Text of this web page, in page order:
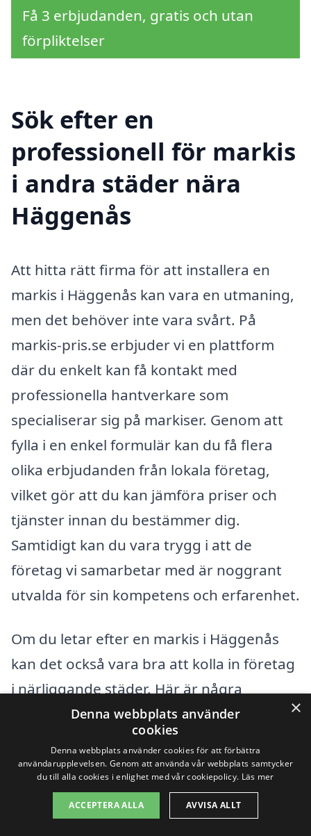
Få 3 erbjudanden, gratis och utan
förpliktelser
Sök efter en
professionell för markis
i andra städer nära
Häggenås
Att hitta rätt firma för att installera en
markis i Häggenås kan vara en utmaning,
men det behöver inte vara svårt. På
markis-pris.se erbjuder vi en plattform
där du enkelt kan få kontakt med
professionella hantverkare som
specialiserar sig på markiser. Genom att
fylla i en enkel formulär kan du få flera
olika erbjudanden från lokala företag,
vilket gör att du kan jämföra priser och
tjänster innan du bestämmer dig.
Samtidigt kan du vara trygg i att de
företag vi samarbetar med är noggrant
utvalda för sin kompetens och erfarenhet.
Om du letar efter en markis i Häggenås
kan det också vara bra att kolla in företag
i närliggande städer. Här är några
alternativ som kan vara av intresse:
Östersund
Krokom
×
Denna webbplats använder
cookies
Denna webbplats använder cookies för att förbättra
användarupplevelsen. Genom att använda vår webbplats samtycker
du till alla cookies i enlighet med vår cookiepolicy. Läs mer
ACCEPTERA ALLA AVVISA ALLT